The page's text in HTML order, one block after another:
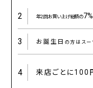
2 年2回お買い上げ総額の7%
3 お誕生日 の方はス
4 来店ごとに100